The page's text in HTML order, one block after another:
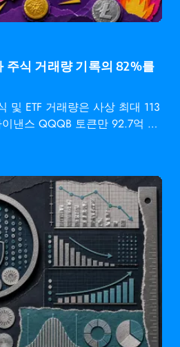
주식 거래량 기록의 82%를
및 ETF 거래량은 사상 최대 113
낸스 QQQB 토큰만 92.7억 달